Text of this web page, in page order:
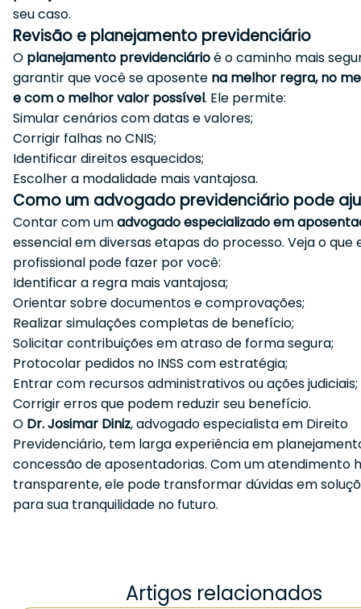
seu caso.
Revisão e planejamento previdenciário
O planejamento previdenciárioé o caminho mais
garantir que você se aposente na melhor regra, no
e com o melhor valor possível. Ele permite:
Simular cenários com datas e valores;
Corrigir falhas no CNIS;
Identificar direitos esquecidos;
Escolher a modalidade mais vantajosa.
Como um advogado previdenciário pode
Contar com umadvogado especializado em
essencial em diversas etapas do processo. Veja o que
profissional pode fazer por você:
Identificar a regra mais vantajosa;
Orientar sobre documentos e comprovações;
Realizar simulações completas de benefício;
Solicitar contribuições em atraso de forma segura;
Protocolar pedidos no INSS com estratégia;
Entrar com recursos administrativos ou ações judiciais;
Corrigir erros que podem reduzir seu benefício.
O Dr. Josimar Diniz, advogado especialista em Direito
Previdenciário, tem larga experiência em
concessão de aposentadorias. Com um atendimento
transparente, ele pode transformar dúvidas em
para sua tranquilidade no futuro.
Artigos relacionados